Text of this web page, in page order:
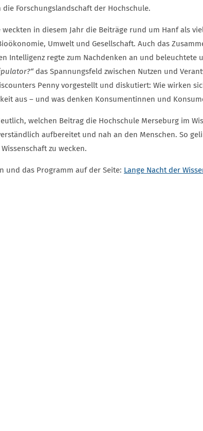
Forschungslandschaft der Hochschule.
weckten in diesem Jahr die Beiträge rund um Hanf als
Umwelt und Gesellschaft. Auch das
Intelligenz regte zum Nachdenken an und beleuchtete
das Spannungsfeld zwischen Nutzen und
Penny vorgestellt und diskutiert: Wie wirken
aus – und was denken Konsumentinnen und
welchen Beitrag die Hochschule Merseburg im
aufbereitet und nah an den Menschen. So
zu wecken.
und das Programm auf der Seite: Lange Nacht der